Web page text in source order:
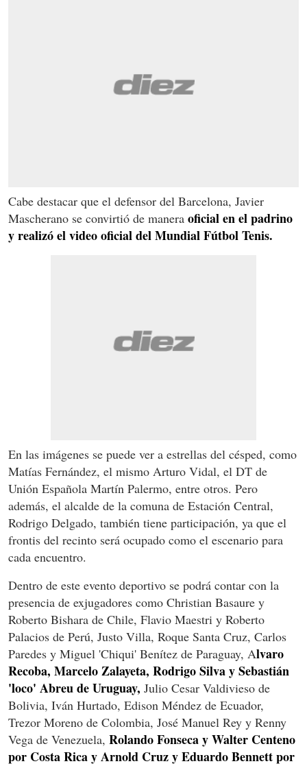
Cabe destacar que el defensor del Barcelona, Javier
Mascherano se convirtió de manera oficial en el padrino
y realizó el video oficial del Mundial Fútbol Tenis.
En las imágenes se puede ver a estrellas del césped, como
Matías Fernández, el mismo Arturo Vidal, el DT de
Unión Española Martín Palermo, entre otros. Pero
además, el alcalde de la comuna de Estación Central,
Rodrigo Delgado, también tiene participación, ya que el
frontis del recinto será ocupado como el escenario para
cada encuentro.
Dentro de este evento deportivo se podrá contar con la
presencia de exjugadores como Christian Basaure y
Roberto Bishara de Chile, Flavio Maestri y Roberto
Palacios de Perú, Justo Villa, Roque Santa Cruz, Carlos
Paredes y Miguel 'Chiqui' Benítez de Paraguay, Alvaro
Recoba, Marcelo Zalayeta, Rodrigo Silva y Sebastián
'loco' Abreu de Uruguay, Julio Cesar Valdivieso de
Bolivia, Iván Hurtado, Edison Méndez de Ecuador,
Trezor Moreno de Colombia, José Manuel Rey y Renny
Vega de Venezuela, Rolando Fonseca y Walter Centeno
por Costa Rica y Arnold Cruz y Eduardo Bennett por